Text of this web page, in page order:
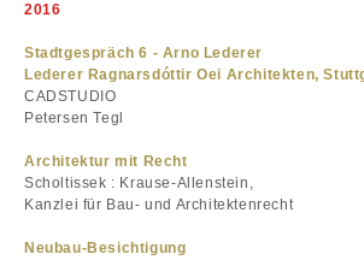
2016
Stadtgespräch 6 - Arno Lederer
Lederer Ragnarsdóttir Oei Architekten,
CADSTUDIO
Petersen Tegl
Architektur mit Recht
Scholtissek : Krause-Allenstein,
Kanzlei für Bau- und Architektenrecht
Neubau-Besichtigung